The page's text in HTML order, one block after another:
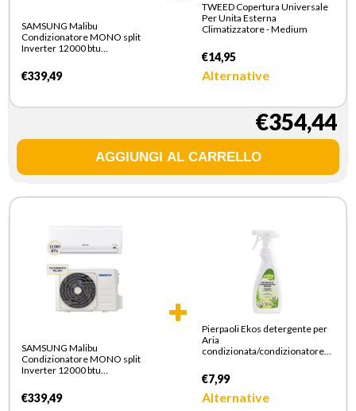
SAMSUNG Malibu
Condizionatore MONO split
Inverter 12000 btu
AR12TXHQBWKXEU
Climatizzatore Fisso
€339,49
TWEED Copertura Universale
Per Unita Esterna
Climatizzatore - Medium
€14,95
Alternative
€354,44
SAMSUNG Malibu
Condizionatore MONO split
Inverter 12000 btu
AR12TXHQBWKXEU
Climatizzatore Fisso
€339,49
Pierpaoli Ekos detergente per
Aria
condizionata/condizionatore
€7,99
Alternative